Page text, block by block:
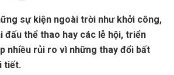
sự kiện ngoài trời như khởi công,
đấu thể thao hay các lễ hội, triển
nhiều rủi ro vì những thay đổi bất
tiết.